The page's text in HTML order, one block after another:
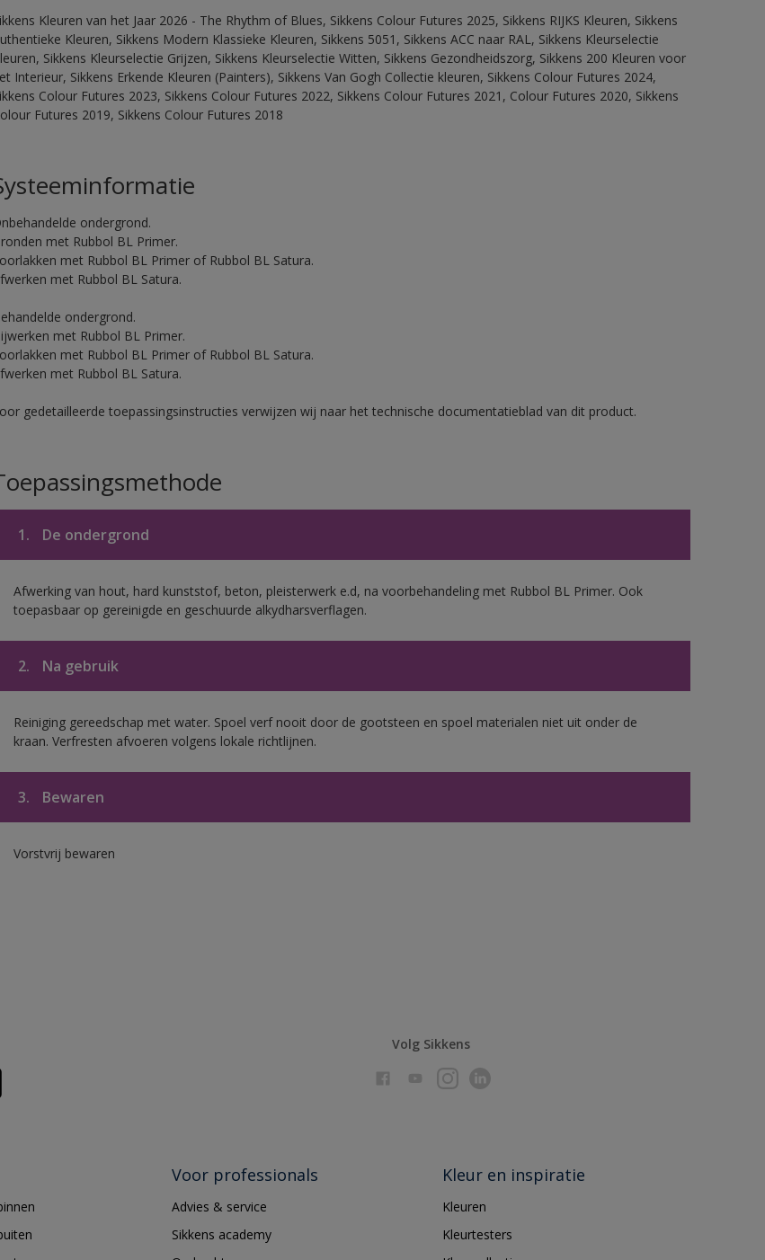
Kleuren van het Jaar 2026 - The Rhythm of Blues, Sikkens Colour Futures 2025, Sikkens RIJKS Kleuren, Sikkens
Kleuren, Sikkens Modern Klassieke Kleuren, Sikkens 5051, Sikkens ACC naar RAL, Sikkens Kleurselectie
Sikkens Kleurselectie Grijzen, Sikkens Kleurselectie Witten, Sikkens Gezondheidszorg, Sikkens 200 Kleuren voor
Interieur, Sikkens Erkende Kleuren (Painters), Sikkens Van Gogh Collectie kleuren, Sikkens Colour Futures 2024,
Colour Futures 2023, Sikkens Colour Futures 2022, Sikkens Colour Futures 2021, Colour Futures 2020, Sikkens
Futures 2019, Sikkens Colour Futures 2018
ondergrond.
met Rubbol BL Primer.
met Rubbol BL Primer of Rubbol BL Satura.
met Rubbol BL Satura.
ondergrond.
met Rubbol BL Primer.
met Rubbol BL Primer of Rubbol BL Satura.
met Rubbol BL Satura.
gedetailleerde toepassingsinstructies verwijzen wij naar het technische documentatieblad van dit product.
1. De ondergrond
Afwerking van hout, hard kunststof, beton, pleisterwerk e.d, na voorbehandeling met Rubbol BL Primer. Ook
toepasbaar op gereinigde en geschuurde alkydharsverflagen.
2. Na gebruik
Reiniging gereedschap met water. Spoel verf nooit door de gootsteen en spoel materialen niet uit onder de
kraan. Verfresten afvoeren volgens lokale richtlijnen.
3. Bewaren
Vorstvrij bewaren
Volg Sikkens
Voor professionals
Advies & service
Sikkens academy
Kleur en inspiratie
Kleuren
Kleurtesters